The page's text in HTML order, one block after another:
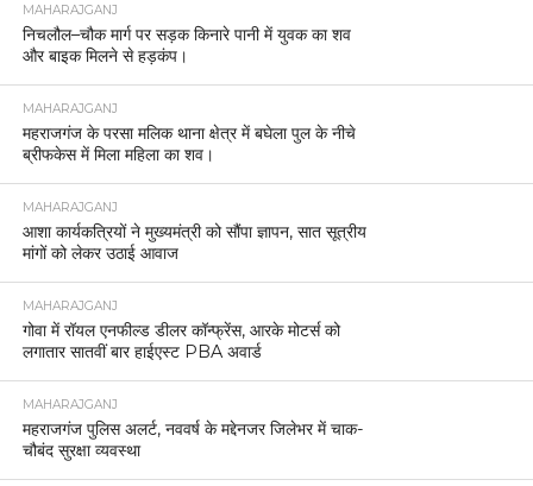
MAHARAJGANJ
निचलौल–चौक मार्ग पर सड़क किनारे पानी में युवक का शव
और बाइक मिलने से हड़कंप।
MAHARAJGANJ
महराजगंज के परसा मलिक थाना क्षेत्र में बघेला पुल के नीचे
ब्रीफकेस में मिला महिला का शव।
MAHARAJGANJ
आशा कार्यकत्रियों ने मुख्यमंत्री को सौंपा ज्ञापन, सात सूत्रीय
मांगों को लेकर उठाई आवाज
MAHARAJGANJ
गोवा में रॉयल एनफील्ड डीलर कॉन्फ्रेंस, आरके मोटर्स को
लगातार सातवीं बार हाईएस्ट PBA अवार्ड
MAHARAJGANJ
महराजगंज पुलिस अलर्ट, नववर्ष के मद्देनजर जिलेभर में चाक-
चौबंद सुरक्षा व्यवस्था